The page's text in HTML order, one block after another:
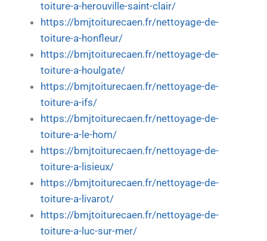
toiture-a-herouville-saint-clair/
https://bmjtoiturecaen.fr/nettoyage-de-
toiture-a-honfleur/
https://bmjtoiturecaen.fr/nettoyage-de-
toiture-a-houlgate/
https://bmjtoiturecaen.fr/nettoyage-de-
toiture-a-ifs/
https://bmjtoiturecaen.fr/nettoyage-de-
toiture-a-le-hom/
https://bmjtoiturecaen.fr/nettoyage-de-
toiture-a-lisieux/
https://bmjtoiturecaen.fr/nettoyage-de-
toiture-a-livarot/
https://bmjtoiturecaen.fr/nettoyage-de-
toiture-a-luc-sur-mer/